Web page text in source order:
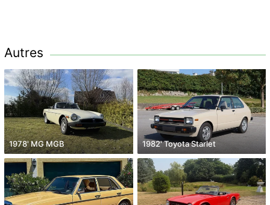
Autres
1978' MG MGB 1982' Toyota Starlet